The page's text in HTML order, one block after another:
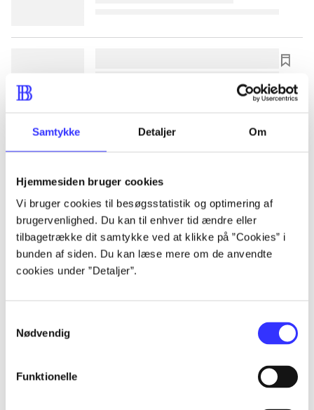
Samtykke Detaljer Om
Hjemmesiden bruger cookies
Vi bruger cookies til besøgsstatistik og optimering af
brugervenlighed. Du kan til enhver tid ændre eller
tilbagetrække dit samtykke ved at klikke på ”Cookies” i
bunden af siden. Du kan læse mere om de anvendte
cookies under ”Detaljer”.
Nødvendig
Funktionelle
lorem ipsum dolor sit amet ...
lorem ipsum dolor sit amet ...
lorem ipsum dolor sit amet ...
lorem ipsum dolor sit amet ...
lorem ipsum dolor sit amet ...
lorem ipsum dolor sit amet ...
lorem ipsum dolor sit amet ...
lorem ipsum dolor sit amet ...
lorem ipsum dolor sit amet ...
lorem ipsum dolor sit amet ...
lorem ipsum dolor sit amet ...